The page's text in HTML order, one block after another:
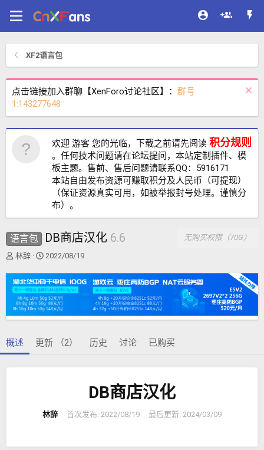
XF2语言包
点击链接加入群聊【XenForo讨论社区】： 群号
1:143277648
欢迎 游客 您的光临，下载之前请先阅读 积分规则
。任何技术问题请在论坛提问，本站定制插件、模
板主题。售前、售后问题请联系QQ：5916171
本站自由发布资源可赚取积分及人民币（可提现）
（保证资源真实可用，如被举报封号处理。谨慎分
布）。
语言包 DB商店汉化 6.6
无购买权限（70G）
作
林辞
创
日
期
2022/08/19
概述 更新 （2） 历史 讨论 已购买
DB商店汉化
林辞 首次发布: 2022/08/19 最后更新: 2024/03/09